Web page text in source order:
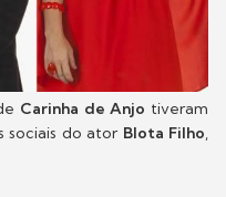
Carinha de Anjo tiveram
sociais do ator Blota Filho,